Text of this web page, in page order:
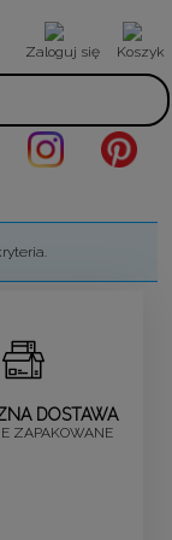
Zaloguj się Koszyk
DOSTAWA
ZAPAKOWANE